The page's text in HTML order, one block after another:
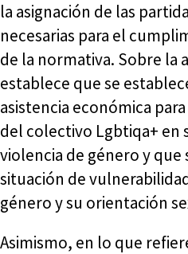
la asignación de las
necesarias para el
de la normativa. Sobre la
establece que se
asistencia económica
del colectivo Lgbtiqa+ en
violencia de género y
situación de
género y su orientación
Asimismo, en lo que